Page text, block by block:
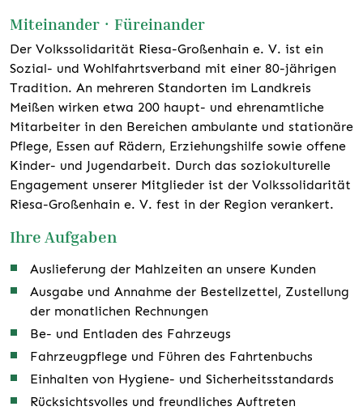
Miteinander · Füreinander
Der Volkssolidarität Riesa-Großenhain e. V. ist ein
Sozial- und Wohlfahrtsverband mit einer 80-jährigen
Tradition. An mehreren Standorten im Landkreis
Meißen wirken etwa 200 haupt- und ehrenamtliche
Mitarbeiter in den Bereichen ambulante und stationäre
Pflege, Essen auf Rädern, Erziehungshilfe sowie offene
Kinder- und Jugendarbeit. Durch das soziokulturelle
Engagement unserer Mitglieder ist der Volkssolidarität
Riesa-Großenhain e. V. fest in der Region verankert.
Ihre Aufgaben
Auslieferung der Mahlzeiten an unsere Kunden
Ausgabe und Annahme der Bestellzettel, Zustellung
der monatlichen Rechnungen
Be- und Entladen des Fahrzeugs
Fahrzeugpflege und Führen des Fahrtenbuchs
Einhalten von Hygiene- und Sicherheitsstandards
Rücksichtsvolles und freundliches Auftreten